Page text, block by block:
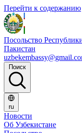
Перейти к содержанию
Посольство
Пакистан
Поиск
ru
Новости
Об Узбекистане